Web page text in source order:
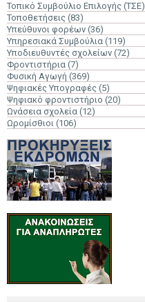
Τοπικό Συμβούλιο Επιλογής (ΤΣΕ)
Τοποθετήσεις (83)
Υπεύθυνοι φορέων (36)
Υπηρεσιακά Συμβούλια (119)
Υποδιευθυντές σχολείων (72)
Φροντιστήρια (7)
Φυσική Αγωγή (369)
Ψηφιακές Υπογραφές (5)
Ψηφιακό φροντιστήριο (20)
Ωνάσεια σχολεία (12)
Ωρομίσθιοι (106)